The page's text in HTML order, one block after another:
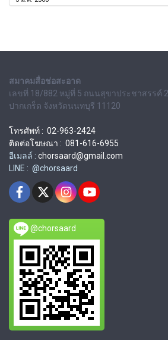
สมาคมสื่อช่อสะอาด
เลขที่ 18/882 หมู่ที่ 5 ถนนสุขาประชาสรรค์
ปากเกร็ด จังหวัดนนทบุรี 11120
โทรศัพท์ : 02-963-2424
ติดต่อโฆษณา : 081-616-6955
อีเมลล์ : chorsaard@gmail.com
LINE : @chorsaard
@chorsaard